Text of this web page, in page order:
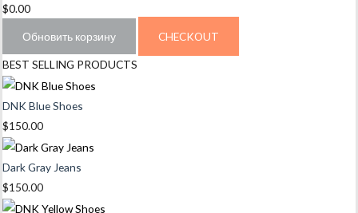
$0.00
Обновить корзину CHECKOUT
BEST SELLING PRODUCTS
DNK Blue Shoes
$150.00
Dark Gray Jeans
$150.00